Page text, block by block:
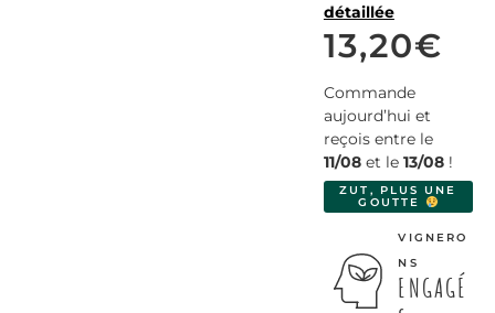
détaillée
13,20€
Commande
aujourd’hui et
reçois entre le
11/08et le 13/08!
ZUT, PLUS UNE
GOUTTE
VIGNERO
NS
ENGAGÉ